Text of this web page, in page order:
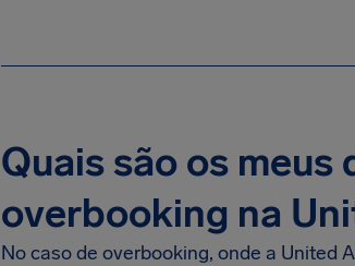
Quais são os
overbooking na
No caso de overbooking, onde a United